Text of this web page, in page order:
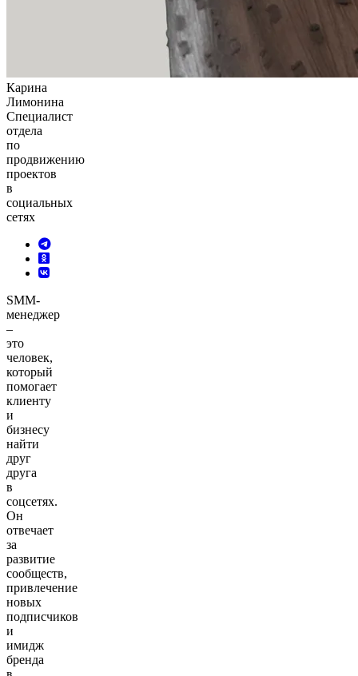
Карина
Лимонина
Специалист
отдела
по
продвижению
проектов
в
социальных
сетях
SMM-
менеджер
–
это
человек,
который
помогает
клиенту
и
бизнесу
найти
друг
друга
в
соцсетях.
Он
отвечает
за
развитие
сообществ,
привлечение
новых
подписчиков
и
имидж
бренда